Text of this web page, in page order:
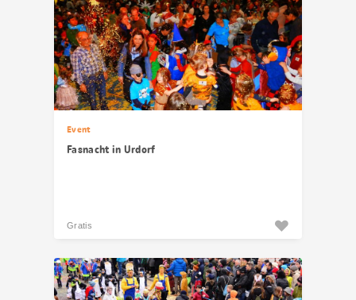
Event
Fasnacht in Urdorf
Gratis